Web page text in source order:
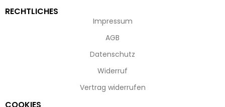
RECHTLICHES
Impressum
AGB
Datenschutz
Widerruf
Vertrag widerrufen